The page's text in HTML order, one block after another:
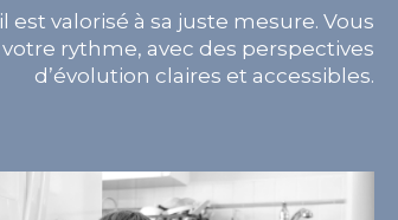
est valorisé à sa juste mesure. Vous
rythme, avec des perspectives
d’évolution claires et accessibles.